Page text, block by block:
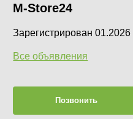
M-Store24
Зарегистрирован 01.2026
Все объявления
Позвонить